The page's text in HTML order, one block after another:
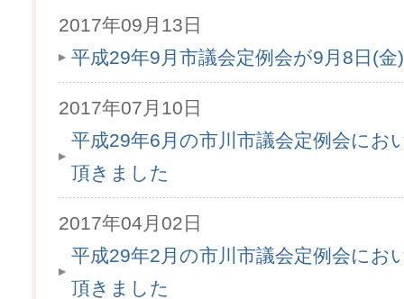
2017年09月13日
平成29年9月市議会定例会が9月8日(
2017年07月10日
平成29年6月の市川市議会定例会にお
頂きました
2017年04月02日
平成29年2月の市川市議会定例会にお
頂きました